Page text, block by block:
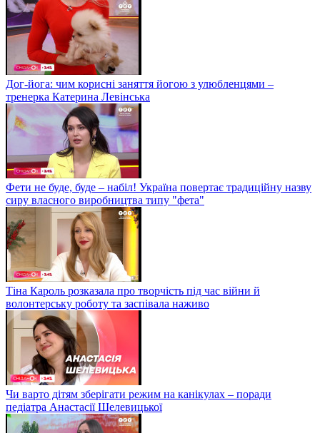
Дог-йога: чим корисні заняття йогою з улюбленцями –
тренерка Катерина Левінська
Фети не буде, буде – набіл! Україна повертає традиційну назву
сиру власного виробництва типу "фета"
Тіна Кароль розказала про творчість під час війни й
волонтерську роботу та заспівала наживо
Чи варто дітям зберігати режим на канікулах – поради
педіатра Анастасії Шелевицької